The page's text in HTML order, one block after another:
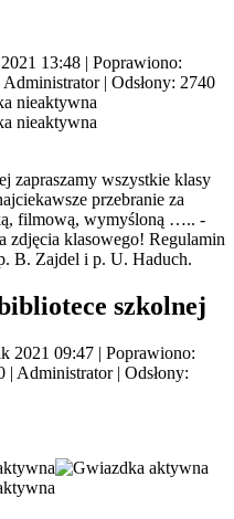
13:48 | Poprawiono:
Administrator| Odsłony: 2740
zapraszamy wszystkie klasy
przebranie za
filmową, wymyśloną ….. -
zdjęcia klasowego! Regulamin
B. Zajdel i p. U. Haduch.
szkolnej
2021 09:47 | Poprawiono:
| Administrator| Odsłony: